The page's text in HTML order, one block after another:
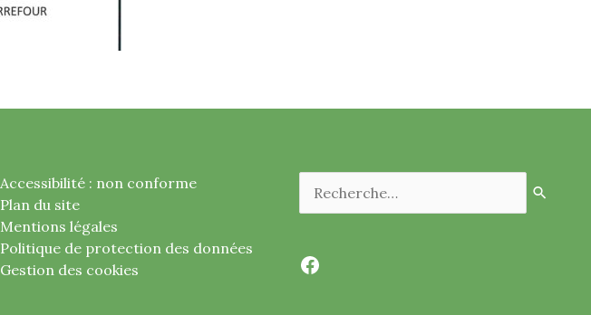
Accessibilité : non conforme
Plan du site
Mentions légales
Politique de protection des données
Gestion des cookies
Facebook